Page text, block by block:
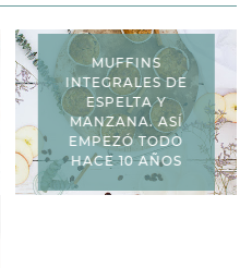
MUFFINS
INTEGRALES DE
ESPELTA Y
MANZANA. ASÍ
EMPEZÓ TODO
HACE 10 AÑOS